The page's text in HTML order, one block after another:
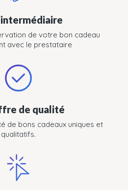
de votre bon cadeau
avec le prestataire
de qualité
de bons cadeaux uniques et
qualitatifs.